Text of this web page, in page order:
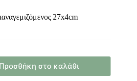
27x4cm
Προσθήκη στο καλάθι